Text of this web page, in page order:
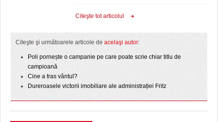
Citeşte tot articolul
Citeşte şi următoarele articole de acelaşi autor:
Poli pornește o campanie pe care poate scrie chiar titlu de
campioană
Cine a tras vântul?
Dureroasele victorii imobiliare ale administrației Fritz